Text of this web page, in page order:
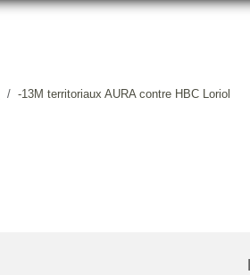
-13M territoriaux AURA contre HBC Loriol